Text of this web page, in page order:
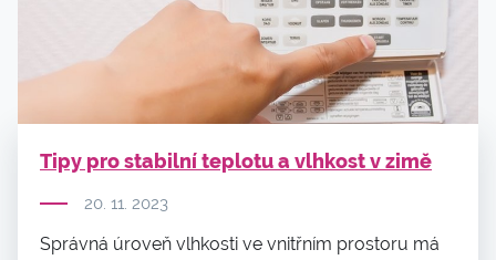
Tipy pro stabilní teplotu a vlhkost v zimě
20. 11. 2023
Správná úroveň vlhkosti ve vnitřním prostoru má